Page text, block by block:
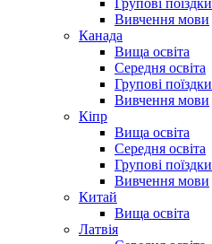
Групові поїздки
Вивчення мови
Канада
Вища освіта
Середня освіта
Групові поїздки
Вивчення мови
Кіпр
Вища освіта
Середня освіта
Групові поїздки
Вивчення мови
Китай
Вища освіта
Латвія